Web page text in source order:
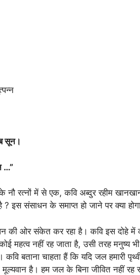
सून।
…”
रत्नों में से एक, कवि अब्दुर रहीम
संसाधन के समाप्त हो जाने पर क्या
की ओर संकेत कर रहा है। कवि इस दोहे में
महत्व नहीं रह जाता है, उसी तरह मनुष्य
बताना चाहता हैं कि यदि जल हमारी
है। हम जल के बिना जीवित नहीं